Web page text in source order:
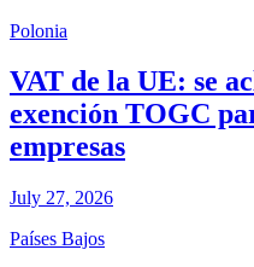
Polonia
VAT de la UE: se
exención TOGC
empresas
July 27, 2026
Países Bajos